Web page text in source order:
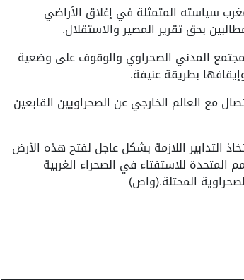
الأيام الأولى من عام 2026, يواصل المغرب سياسته المتمثلة في إغلاق الأراضي
بحق تقرير المصير والاستقلال.
المدني الصحراوي والوقوف على وضعية
مع العالم الخارجي عن الصحراويين القابعين
التدابير اللازمة بشكل عاجل لفتح هذه الأرض
المتحدة للاستفتاء في الصحراء الغربية
المحتلة.(واص)